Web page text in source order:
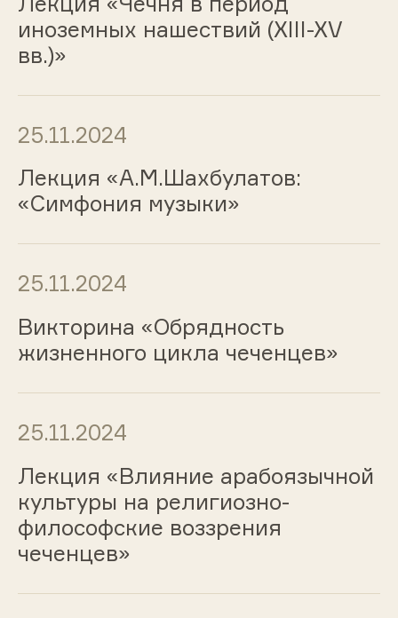
иноземных нашествий (XIII-XV
вв.)»
25.11.2024
Лекция «А.М.Шахбулатов:
«Симфония музыки»
25.11.2024
Викторина «Обрядность
жизненного цикла чеченцев»
25.11.2024
Лекция «Влияние арабоязычной
культуры на религиозно-
философские воззрения
чеченцев»